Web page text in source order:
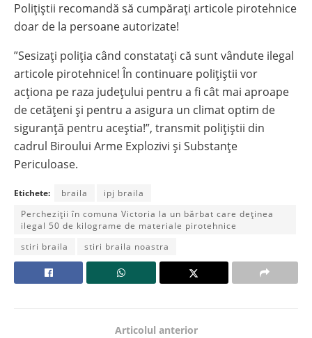
Polițiștii recomandă să cumpărați articole pirotehnice
doar de la persoane autorizate!
”Sesizați poliția când constatați că sunt vândute ilegal
articole pirotehnice! În continuare polițiștii vor
acționa pe raza județului pentru a fi cât mai aproape
de cetățeni și pentru a asigura un climat optim de
siguranță pentru aceștia!”, transmit polițiștii din
cadrul Biroului Arme Explozivi și Substanțe
Periculoase.
Etichete: braila
ipj braila
Percheziții în comuna Victoria la un bărbat care deținea
ilegal 50 de kilograme de materiale pirotehnice
stiri braila
stiri braila noastra
Articolul anterior